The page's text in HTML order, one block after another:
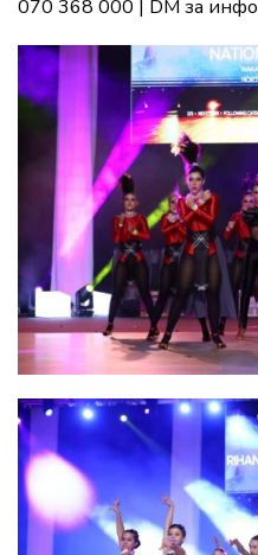
070 368 000 | DM за инфо